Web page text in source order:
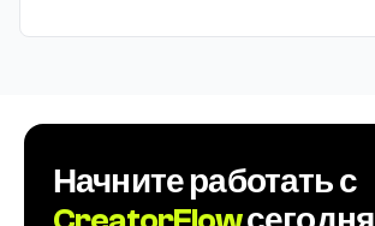
Начните работать с